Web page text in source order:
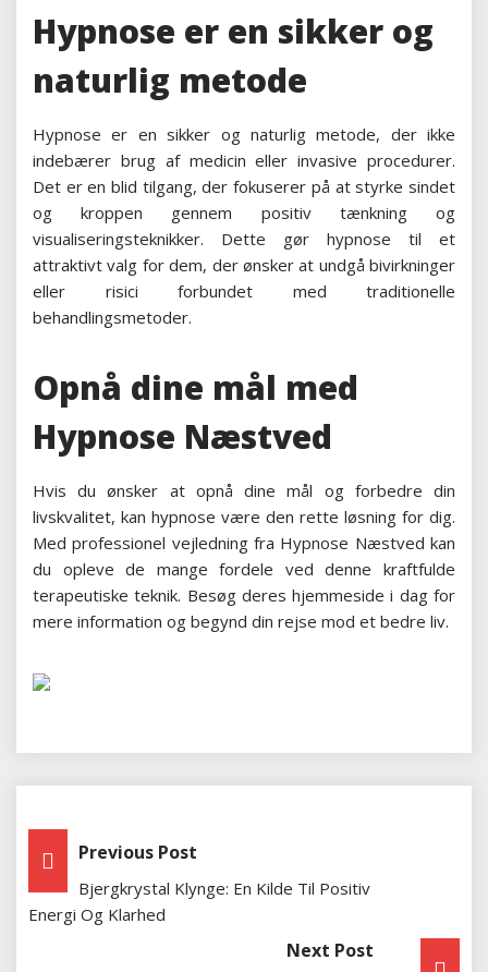
Hypnose er en sikker og
naturlig metode
Hypnose er en sikker og naturlig metode, der ikke
indebærer brug af medicin eller invasive procedurer.
Det er en blid tilgang, der fokuserer på at styrke sindet
og kroppen gennem positiv tænkning og
visualiseringsteknikker. Dette gør hypnose til et
attraktivt valg for dem, der ønsker at undgå bivirkninger
eller risici forbundet med traditionelle
behandlingsmetoder.
Opnå dine mål med
Hypnose Næstved
Hvis du ønsker at opnå dine mål og forbedre din
livskvalitet, kan hypnose være den rette løsning for dig.
Med professionel vejledning fra Hypnose Næstved kan
du opleve de mange fordele ved denne kraftfulde
terapeutiske teknik. Besøg deres hjemmeside i dag for
mere information og begynd din rejse mod et bedre liv.
Indlægsnavigation
Previous Post
Bjergkrystal Klynge: En Kilde Til Positiv
Energi Og Klarhed
Next Post